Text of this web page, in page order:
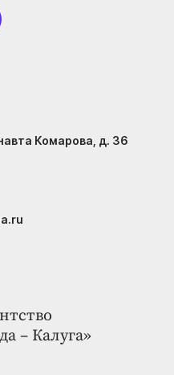
– Калуга»
Комарова, д. 36